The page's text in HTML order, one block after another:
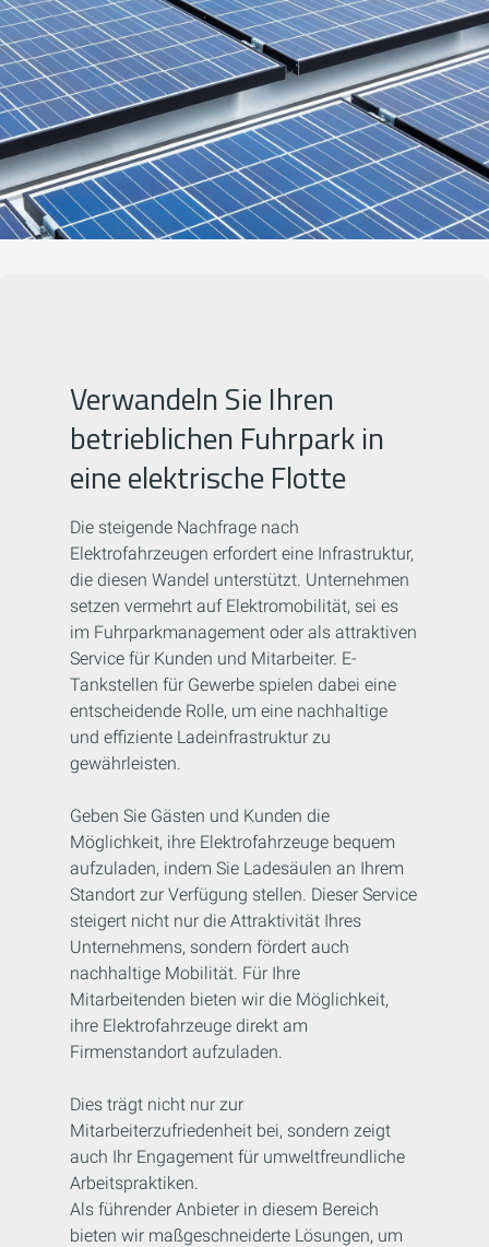
Verwandeln Sie Ihren
betrieblichen Fuhrpark in
eine elektrische Flotte
Die steigende Nachfrage nach
Elektrofahrzeugen erfordert eine Infrastruktur,
die diesen Wandel unterstützt. Unternehmen
setzen vermehrt auf Elektromobilität, sei es
im Fuhrparkmanagement oder als attraktiven
Service für Kunden und Mitarbeiter. E-
Tankstellen für Gewerbe spielen dabei eine
entscheidende Rolle, um eine nachhaltige
und effiziente Ladeinfrastruktur zu
gewährleisten.
Geben Sie Gästen und Kunden die
Möglichkeit, ihre Elektrofahrzeuge bequem
aufzuladen, indem Sie Ladesäulen an Ihrem
Standort zur Verfügung stellen. Dieser Service
steigert nicht nur die Attraktivität Ihres
Unternehmens, sondern fördert auch
nachhaltige Mobilität. Für Ihre
Mitarbeitenden bieten wir die Möglichkeit,
ihre Elektrofahrzeuge direkt am
Firmenstandort aufzuladen.
Dies trägt nicht nur zur
Mitarbeiterzufriedenheit bei, sondern zeigt
auch Ihr Engagement für umweltfreundliche
Arbeitspraktiken.
Als führender Anbieter in diesem Bereich
bieten wir maßgeschneiderte Lösungen, um